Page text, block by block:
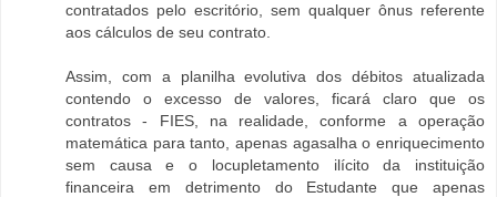
contratados pelo escritório, sem qualquer ônus referente
aos cálculos de seu contrato.
Assim, com a planilha evolutiva dos débitos atualizada
contendo o excesso de valores, ficará claro que os
contratos - FIES, na realidade, conforme a operação
matemática para tanto, apenas agasalha o enriquecimento
sem causa e o locupletamento ilícito da instituição
financeira em detrimento do Estudante que apenas